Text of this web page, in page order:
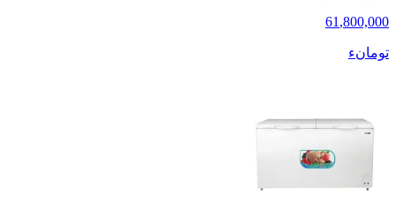
61 ,800,000
تومانء